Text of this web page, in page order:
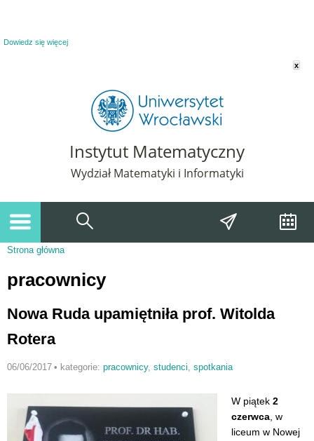
Dowiedz się więcej
x
Instytut Matematyczny
Wydział Matematyki i Informatyki
Strona główna
pracownicy
Nowa Ruda upamiętniła prof. Witolda
Rotera
06/06/2017 • kategorie: pracownicy, studenci, spotkania
W piątek 2
czerwca , w
liceum w Nowej